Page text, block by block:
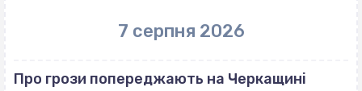
7 серпня 2026
Про грози попереджають на Черкащині